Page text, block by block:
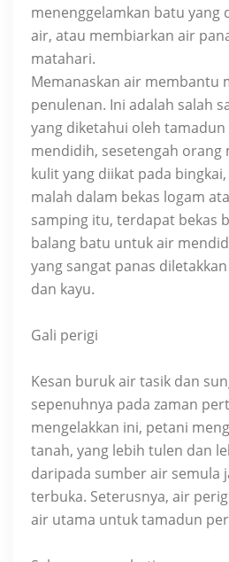
menenggelamkan batu yang
air, atau membiarkan air
matahari.
Memanaskan air membantu
penulenan. Ini adalah salah
yang diketahui oleh
mendidih, sesetengah orang
kulit yang diikat pada
malah dalam bekas logam
samping itu, terdapat bekas
balang batu untuk air
yang sangat panas
dan kayu.
Gali perigi
Kesan buruk air tasik dan
sepenuhnya pada zaman
mengelakkan ini, petani
tanah, yang lebih tulen dan
daripada sumber air semula
terbuka. Seterusnya, air
air utama untuk tamadun